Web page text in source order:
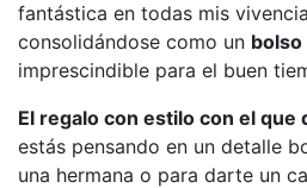
fantástica en todas mis
consolidándose como un
imprescindible para el buen
El regalo con estilo con el que
estás pensando en un detalle
una hermana o para darte un